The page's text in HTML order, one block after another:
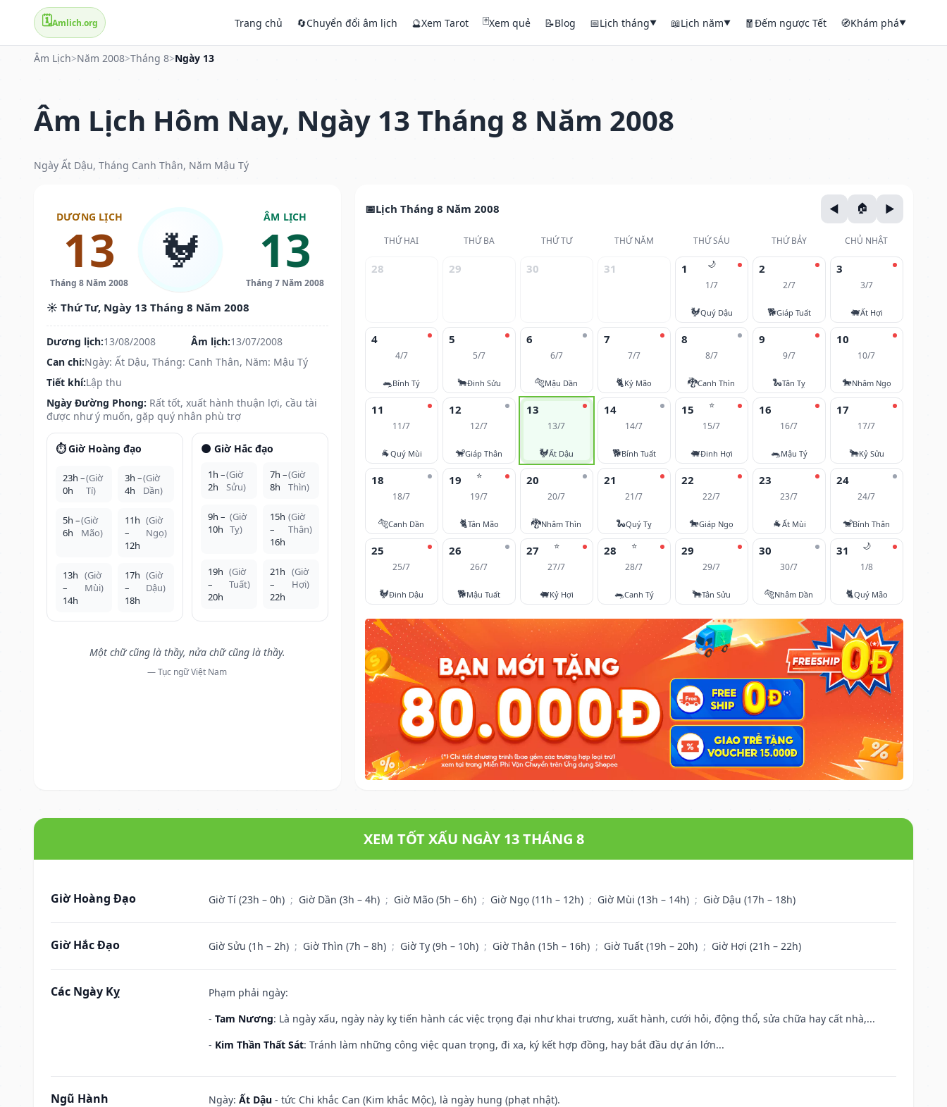
🗓️Amlich.org Trang chủ 🔄Chuyển đổi âm lịch 🔮Xem Tarot 🃏Xem quẻ 📝Blog 📅Lịch tháng▼ 📖Lịch năm▼ 🧧Đếm ngược Tết 🧭Khám phá▼
Âm Lịch>Năm 2008>Tháng 8>Ngày 13
Âm Lịch Hôm Nay, Ngày 13 Tháng 8 Năm 2008
Ngày Ất Dậu, Tháng Canh Thân, Năm Mậu Tý
DƯƠNG LỊCH
13
Tháng 8 Năm 2008
🐓
ÂM LỊCH
13
Tháng 7 Năm 2008
☀️ Thứ Tư, Ngày 13 Tháng 8 Năm 2008
Dương lịch:13/08/2008 Âm lịch:13/07/2008
Can chi:Ngày: Ất Dậu, Tháng: Canh Thân, Năm: Mậu Tý
Tiết khí:Lập thu
Ngày Đường Phong: Rất tốt, xuất hành thuận lợi, cầu tài
được như ý muốn, gặp quý nhân phù trợ
⏱️ Giờ Hoàng đạo
23h –
0h
(Giờ
Tí)
3h –
4h
(Giờ
Dần)
5h –
6h
(Giờ
Mão)
11h
–
12h
(Giờ
Ngọ)
13h
–
14h
(Giờ
Mùi)
17h
–
18h
(Giờ
Dậu)
🌑 Giờ Hắc đạo
1h –
2h
(Giờ
Sửu)
7h –
8h
(Giờ
Thìn)
9h –
10h
(Giờ
Tỵ)
15h
–
16h
(Giờ
Thân)
19h
–
20h
(Giờ
Tuất)
21h
–
22h
(Giờ
Hợi)
Một chữ cũng là thầy, nửa chữ cũng là thầy.
— Tục ngữ Việt Nam
Lịch Tháng 8 Năm 2008
THỨ HAI THỨ BA THỨ TƯ THỨ NĂM THỨ SÁU THỨ BẢY CHỦ NHẬT
28 29 30 31 🌙
1
1/7
🐓Quý Dậu
2
2/7
🐕Giáp Tuất
3
3/7
🐖Ất Hợi
4
4/7
🐀Bính Tý
5
5/7
🐂Đinh Sửu
6
6/7
🐅Mậu Dần
7
7/7
🐈Kỷ Mão
8
8/7
🐉Canh Thìn
9
9/7
🐍Tân Tỵ
10
10/7
🐎Nhâm Ngọ
11
11/7
🐐Quý Mùi
12
12/7
🐒Giáp Thân
13
13/7
🐓Ất Dậu
14
14/7
🐕Bính Tuất
⭐
15
15/7
🐖Đinh Hợi
16
16/7
🐀Mậu Tý
17
17/7
🐂Kỷ Sửu
18
18/7
🐅Canh Dần
⭐
19
19/7
🐈Tân Mão
20
20/7
🐉Nhâm Thìn
21
21/7
🐍Quý Tỵ
22
22/7
🐎Giáp Ngọ
23
23/7
🐐Ất Mùi
24
24/7
🐒Bính Thân
25
25/7
🐓Đinh Dậu
26
26/7
🐕Mậu Tuất
⭐
27
27/7
🐖Kỷ Hợi
⭐
28
28/7
🐀Canh Tý
29
29/7
🐂Tân Sửu
30
30/7
🐅Nhâm Dần
🌙
31
1/8
🐈Quý Mão
XEM TỐT XẤU NGÀY 13 THÁNG 8
Giờ Hoàng Đạo Giờ Tí (23h – 0h) ; Giờ Dần (3h – 4h) ; Giờ Mão (5h – 6h) ; Giờ Ngọ (11h – 12h) ; Giờ Mùi (13h – 14h) ; Giờ Dậu (17h – 18h)
Giờ Hắc Đạo Giờ Sửu (1h – 2h) ; Giờ Thìn (7h – 8h) ; Giờ Tỵ (9h – 10h) ; Giờ Thân (15h – 16h) ; Giờ Tuất (19h – 20h) ; Giờ Hợi (21h – 22h)
Các Ngày Kỵ
Phạm phải ngày:
- Tam Nương: Là ngày xấu, ngày này kỵ tiến hành các việc trọng đại như khai trương, xuất hành, cưới hỏi, động thổ, sửa chữa hay cất nhà,...
- Kim Thần Thất Sát: Tránh làm những công việc quan trọng, đi xa, ký kết hợp đồng, hay bắt đầu dự án lớn...
Ngũ Hành Ngày: Ất Dậu - tức Chi khắc Can (Kim khắc Mộc), là ngày hung (phạt nhật).